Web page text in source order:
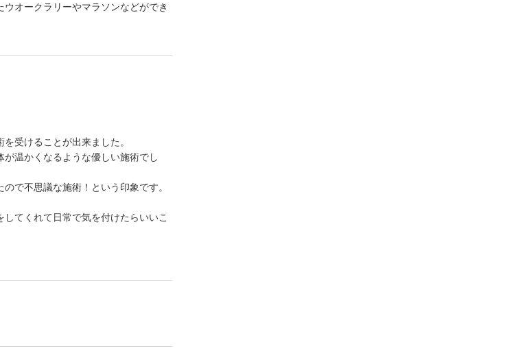
オークラリーやマラソンなどができ
受けることが出来ました。
温かくなるような優しい施術でし
で不思議な施術！という印象です。
てくれて日常で気を付けたらいいこ